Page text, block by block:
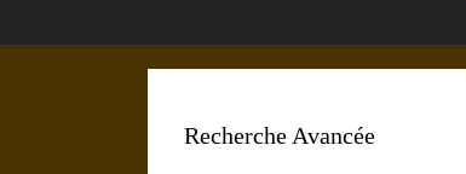
Recherche Avancée